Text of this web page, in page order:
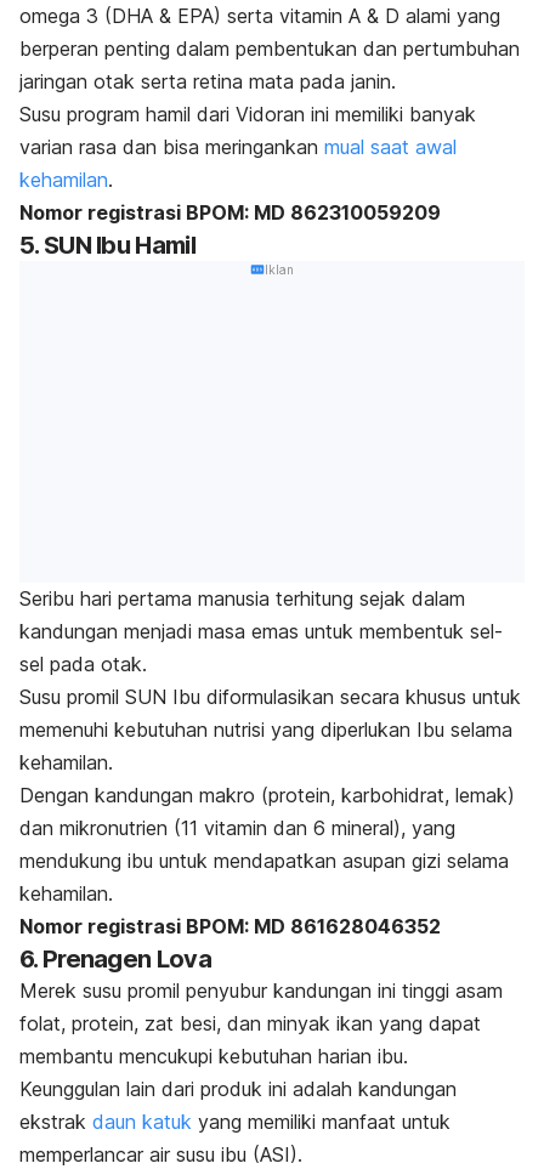
omega 3 (DHA & EPA) serta vitamin A & D alami yang
berperan penting dalam pembentukan dan pertumbuhan
jaringan otak serta retina mata pada janin.
Susu program hamil dari Vidoran ini memiliki banyak
varian rasa dan bisa meringankan mual saat awal
kehamilan.
Nomor registrasi BPOM: MD 862310059209
5. SUN Ibu Hamil
Iklan
Seribu hari pertama manusia terhitung sejak dalam
kandungan menjadi masa emas untuk membentuk sel-
sel pada otak.
Susu promil SUN Ibu diformulasikan secara khusus untuk
memenuhi kebutuhan nutrisi yang diperlukan Ibu selama
kehamilan.
Dengan kandungan makro (protein, karbohidrat, lemak)
dan mikronutrien (11 vitamin dan 6 mineral), yang
mendukung ibu untuk mendapatkan asupan gizi selama
kehamilan.
Nomor registrasi BPOM: MD 861628046352
6. Prenagen Lova
Merek susu promil penyubur kandungan ini tinggi asam
folat, protein, zat besi, dan minyak ikan yang dapat
membantu mencukupi kebutuhan harian ibu.
Keunggulan lain dari produk ini adalah kandungan
ekstrak daun katuk yang memiliki manfaat untuk
memperlancar air susu ibu (ASI).